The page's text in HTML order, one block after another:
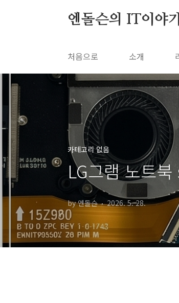
엔돌슨의 IT이야기
처음으로 소개
카테고리 없음
LG그램 노트
by 엔돌슨 2026. 5. 28.